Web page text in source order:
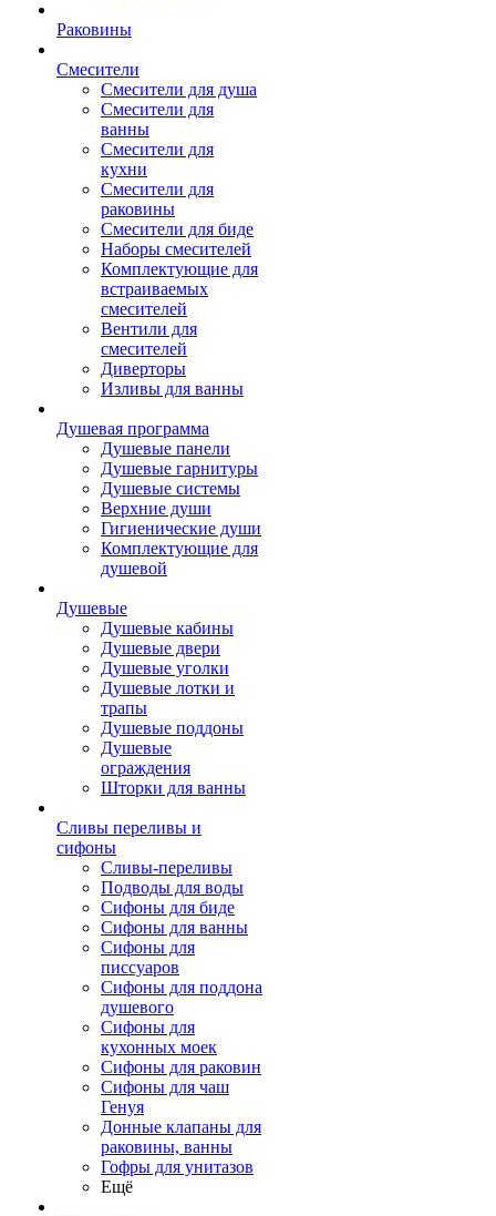
Раковины
Смесители
Смесители для душа
Смесители для
ванны
Смесители для
кухни
Смесители для
раковины
Смесители для биде
Наборы смесителей
Комплектующие для
встраиваемых
смесителей
Вентили для
смесителей
Диверторы
Изливы для ванны
Душевая программа
Душевые панели
Душевые гарнитуры
Душевые системы
Верхние души
Гигиенические души
Комплектующие для
душевой
Душевые
Душевые кабины
Душевые двери
Душевые уголки
Душевые лотки и
трапы
Душевые поддоны
Душевые
ограждения
Шторки для ванны
Сливы переливы и
сифоны
Сливы-переливы
Подводы для воды
Сифоны для биде
Сифоны для ванны
Сифоны для
писсуаров
Сифоны для поддона
душевого
Сифоны для
кухонных моек
Сифоны для раковин
Сифоны для чаш
Генуя
Донные клапаны для
раковины, ванны
Гофры для унитазов
Ещё